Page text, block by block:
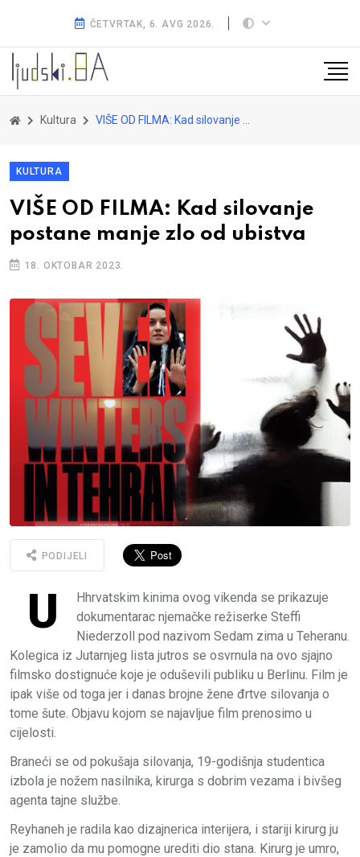
ČETVRTAK, 6. AVG 2026.
Kultura VIŠE OD FILMA: Kad silovanje postane manje zlo od ubistva
KULTURA
VIŠE OD FILMA: Kad silovanje
postane manje zlo od ubistva
18. OKTOBAR 2023.
PODIJELI
U
Hhrvatskim kinima ovog vikenda se prikazuje
dokumentarac njemačke režiserke Steffi
Niederzoll pod nazivom Sedam zima u Teheranu.
Kolegica iz Jutarnjeg lista jutros se osvrnula na ovo sjajno
filmsko dostignuće koje je oduševili publiku u Berlinu. Film je
ipak više od toga jer i danas brojne žene đrtve silovanja o
tome šute. Objavu kojom se najavljue film prenosimo u
cijelosti.
Braneći se od pokušaja silovanja, 19-godišnja studentica
izbola je nožem nasilnika, kirurga s dobrim vezama i bivšeg
agenta tajne službe.
Reyhaneh je radila kao dizajnerica interijera, i stariji kirurg ju
je zamolio da mu pomogne urediti dio stana. Kirurg je umro,